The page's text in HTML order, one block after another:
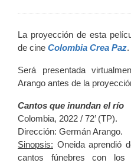
La proyección de esta
de cine Colombia Crea Paz.
Será presentada
Arango antes de la
Cantos que inundan el río
Colombia, 2022 / 72’ (TP).
Dirección: Germán Arango.
Sinopsis: Oneida aprendió
cantos fúnebres con los